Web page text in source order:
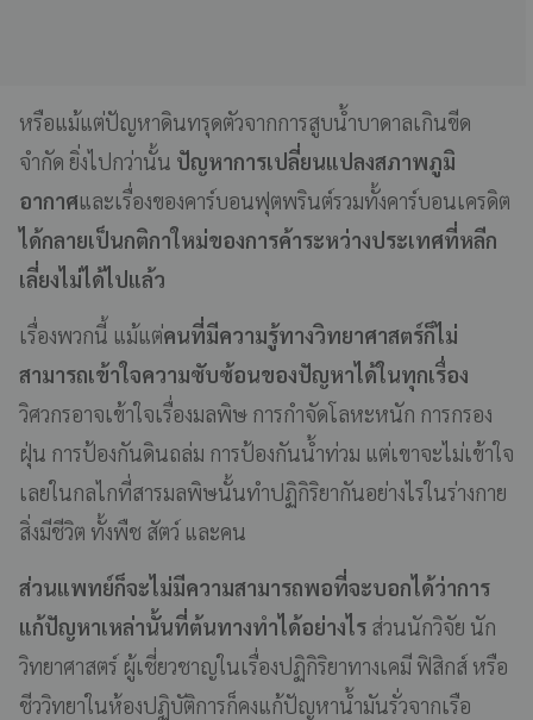
หรือแม้แต่ปัญหาดินทรุดตัวจากการสูบน้ำบาดาลเกินขีด
จำกัด ยิ่งไปกว่านั้น ปัญหาการเปลี่ยนแปลงสภาพภูมิ
อากาศและเรื่องของคาร์บอนฟุตพรินต์รวมทั้งคาร์บอนเครดิต
ได้กลายเป็นกติกาใหม่ของการค้าระหว่างประเทศที่หลีก
เลี่ยงไม่ได้ไปแล้ว
เรื่องพวกนี้ แม้แต่คนที่มีความรู้ทางวิทยาศาสตร์ก็ไม่
สามารถเข้าใจความซับซ้อนของปัญหาได้ในทุกเรื่อง
วิศวกรอาจเข้าใจเรื่องมลพิษ การกำจัดโลหะหนัก การกรอง
ฝุ่น การป้องกันดินถล่ม การป้องกันน้ำท่วม แต่เขาจะไม่เข้าใจ
เลยในกลไกที่สารมลพิษนั้นทำปฏิกิริยากันอย่างไรในร่างกาย
สิ่งมีชีวิต ทั้งพืช สัตว์ และคน
ส่วนแพทย์ก็จะไม่มีความสามารถพอที่จะบอกได้ว่าการ
แก้ปัญหาเหล่านั้นที่ต้นทางทำได้อย่างไร ส่วนนักวิจัย นัก
วิทยาศาสตร์ ผู้เชี่ยวชาญในเรื่องปฏิกิริยาทางเคมี ฟิสิกส์ หรือ
ชีววิทยาในห้องปฏิบัติการก็คงแก้ปัญหาน้ำมันรั่วจากเรือ